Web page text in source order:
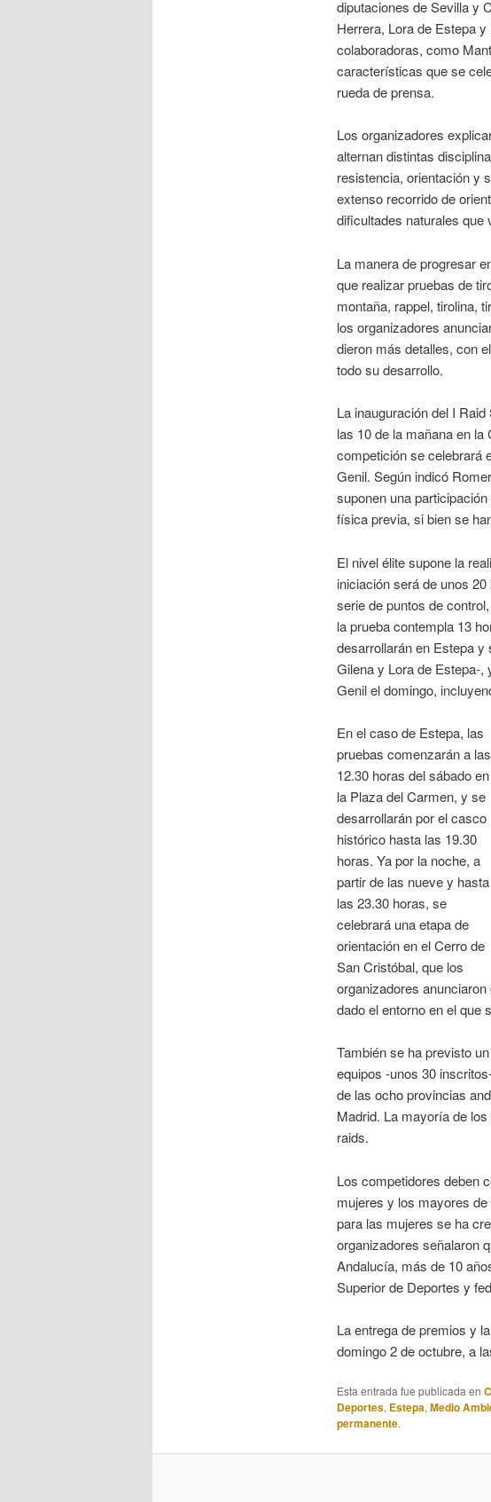
diputaciones de Sevilla y
Herrera, Lora de Estepa y
colaboradoras, como
características que se
rueda de prensa.
Los organizadores
alternan distintas
resistencia, orientación y
extenso recorrido de
dificultades naturales que
La manera de progresar
que realizar pruebas de
montaña, rappel, tirolina,
los organizadores
dieron más detalles, con
todo su desarrollo.
La inauguración del I
las 10 de la mañana en
competición se celebrará
Genil. Según indicó
suponen una
física previa, si bien se
El nivel élite supone la
iniciación será de unos
serie de puntos de
la prueba contempla 13
desarrollarán en Estepa
Gilena y Lora de Estepa-
Genil el domingo,
En el caso de Estepa, las
pruebas comenzarán a las
12.30 horas del sábado en
la Plaza del Carmen, y se
desarrollarán por el casco
histórico hasta las 19.30
horas. Ya por la noche, a
partir de las nueve y hasta
las 23.30 horas, se
celebrará una etapa de
orientación en el Cerro de
San Cristóbal, que los
organizadores
dado el entorno en el que
También se ha previsto
equipos -unos 30
de las ocho provincias
Madrid. La mayoría de
raids.
Los competidores deben
mujeres y los mayores
para las mujeres se ha
organizadores señalaron
Andalucía, más de 10
Superior de Deportes y
La entrega de premios y
domingo 2 de octubre, a
Esta entrada fue publicada en
Deportes, Estepa,Medio
permanente.